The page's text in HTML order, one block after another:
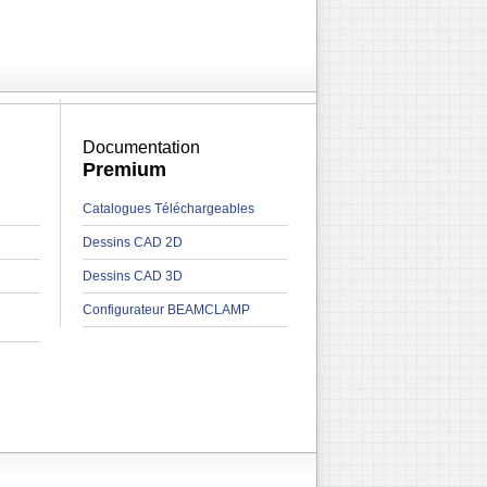
Documentation
Premium
Catalogues Téléchargeables
Dessins CAD 2D
Dessins CAD 3D
Configurateur BEAMCLAMP